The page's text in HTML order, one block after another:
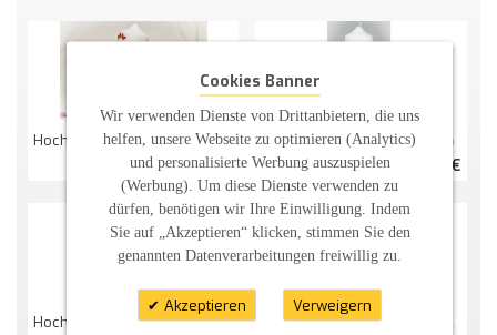
Hochzeitskerze Fröhliche Herzwiese
45,21 €
Hochzeitskerze Herzbaum
41,36 €
Hochzeitskerze Herzwiese Mit Vögeln Hochzeitskerze Herzbaum Mit Zarter Spitze
Cookies Banner
Wir verwenden Dienste von Drittanbietern, die uns
helfen, unsere Webseite zu optimieren (Analytics)
und personalisierte Werbung auszuspielen
(Werbung). Um diese Dienste verwenden zu
dürfen, benötigen wir Ihre Einwilligung. Indem
Sie auf „Akzeptieren“ klicken, stimmen Sie den
genannten Datenverarbeitungen freiwillig zu.
Akzeptieren Verweigern